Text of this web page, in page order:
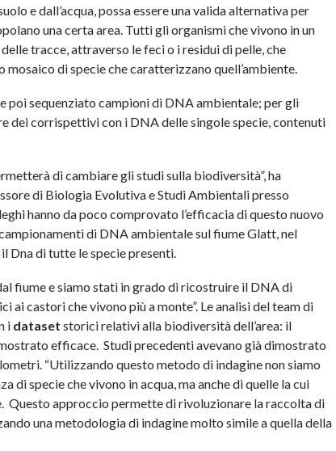
e dall’acqua, possa essere una valida alternativa per
una certa area. Tutti gli organismi che vivono in un
tracce, attraverso le feci o i residui di pelle, che
di specie che caratterizzano quell’ambiente.
poi sequenziato campioni di DNA ambientale; per gli
dei corrispettivi con i DNA delle singole specie, contenuti
di cambiare gli studi sulla biodiversità”, ha
di Biologia Evolutiva e Studi Ambientali presso
hanno da poco comprovato l’efficacia di questo nuovo
di DNA ambientale sul fiume Glatt, nel
Dna di tutte le specie presenti.
fiume e siamo stati in grado di ricostruire il DNA di
ai castori che vivono più a monte”. Le analisi del team di
i dataset storici relativi alla biodiversità dell’area: il
efficace. Studi precedenti avevano già dimostrato
“Utilizzando questo metodo di indagine non siamo
di specie che vivono in acqua, ma anche di quelle la cui
Questo approccio permette di rivoluzionare la raccolta di
una metodologia di indagine molto simile a quella della